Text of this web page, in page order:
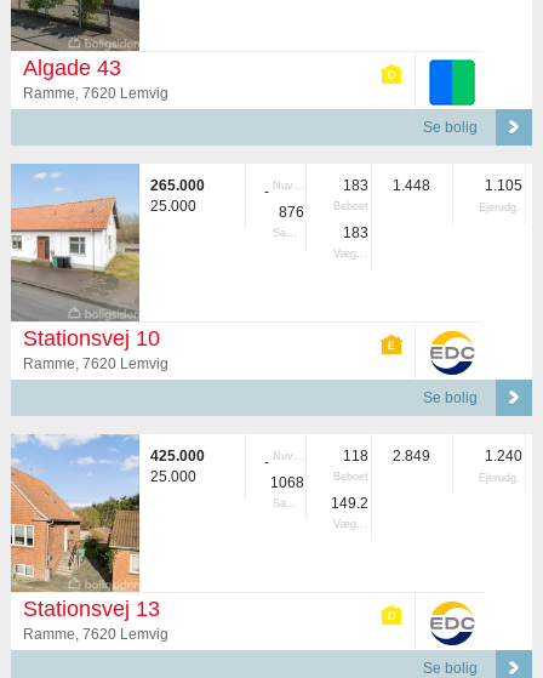
Algade 43
Ramme, 7620 Lemvig
Se bolig
265.000
25.000
- Nuvær.
876
Samlet
183
Beboet
183
Vægtet
1.448 1.105
Ejerudg.
Stationsvej 10
Ramme, 7620 Lemvig
Se bolig
425.000
25.000
- Nuvær.
1068
Samlet
118
Beboet
149.2
Vægtet
2.849 1.240
Ejerudg.
Stationsvej 13
Ramme, 7620 Lemvig
Se bolig